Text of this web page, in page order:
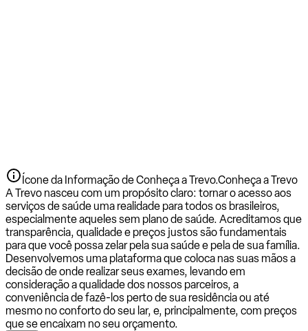
Ícone da Informação de Conheça a Trevo.Conheça a Trevo
A Trevo nasceu com um propósito claro: tornar o acesso aos
serviços de saúde uma realidade para todos os brasileiros,
especialmente aqueles sem plano de saúde. Acreditamos que
transparência, qualidade e preços justos são fundamentais
para que você possa zelar pela sua saúde e pela de sua família.
Desenvolvemos uma plataforma que coloca nas suas mãos a
decisão de onde realizar seus exames, levando em
consideração a qualidade dos nossos parceiros, a
conveniência de fazê-los perto de sua residência ou até
mesmo no conforto do seu lar, e, principalmente, com preços
que se encaixam no seu orçamento.